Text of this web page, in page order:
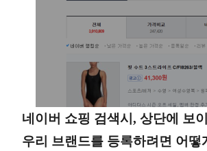
네이버 쇼핑 검색시, 상단에 보
우리 브랜드를 등록하려면 어떻